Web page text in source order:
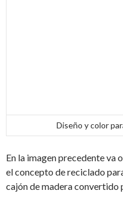
Diseño y color
En la imagen precedente va
el concepto de reciclado
cajón de madera convertido